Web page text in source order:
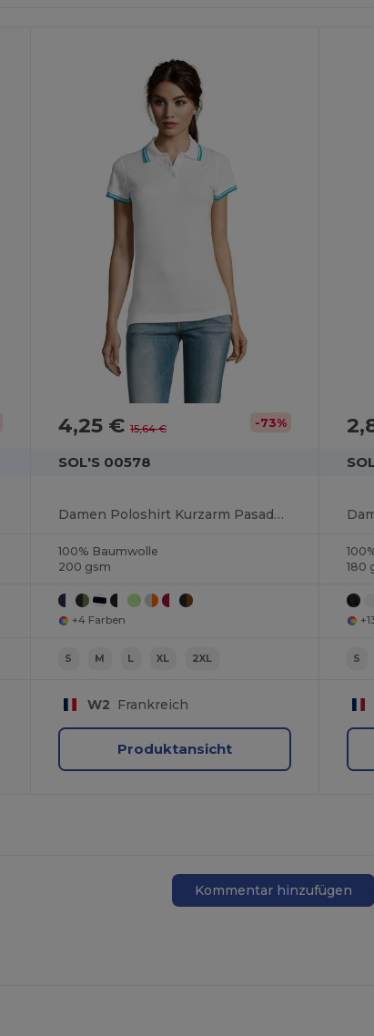
4,25 € 15,64 € -73%
SOL'S 00578
Damen Poloshirt Kurzarm Pasadena
100% Baumwolle
200 gsm
+4 Farben
S M L XL 2XL
W2 Frankreich
Produktansicht
180
S
Kommentar hinzufügen